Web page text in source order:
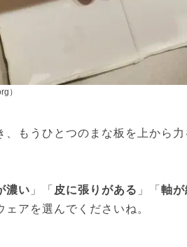
）
、もうひとつのまな板を上から
濃い 」「 皮に張りがある 」「 軸
アを選んでくださいね。